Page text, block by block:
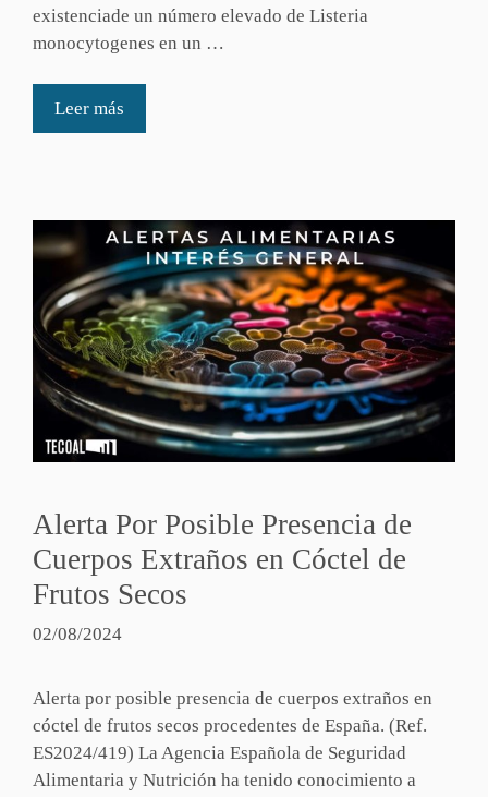
existenciade un número elevado de Listeria
monocytogenes en un …
Leer más
Alerta Por Posible Presencia de
Cuerpos Extraños en Cóctel de
Frutos Secos
02/08/2024
Alerta por posible presencia de cuerpos extraños en
cóctel de frutos secos procedentes de España. (Ref.
ES2024/419) La Agencia Española de Seguridad
Alimentaria y Nutrición ha tenido conocimiento a